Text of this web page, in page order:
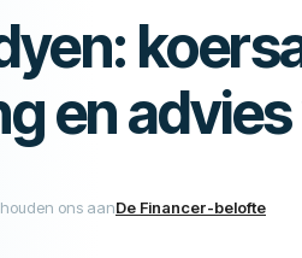
en
ons aanDe Financer-belofte